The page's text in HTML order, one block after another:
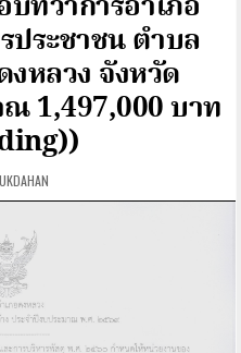
ประชาชน ตำบล
งหลวง จังหวัด
1,497,000 บาท